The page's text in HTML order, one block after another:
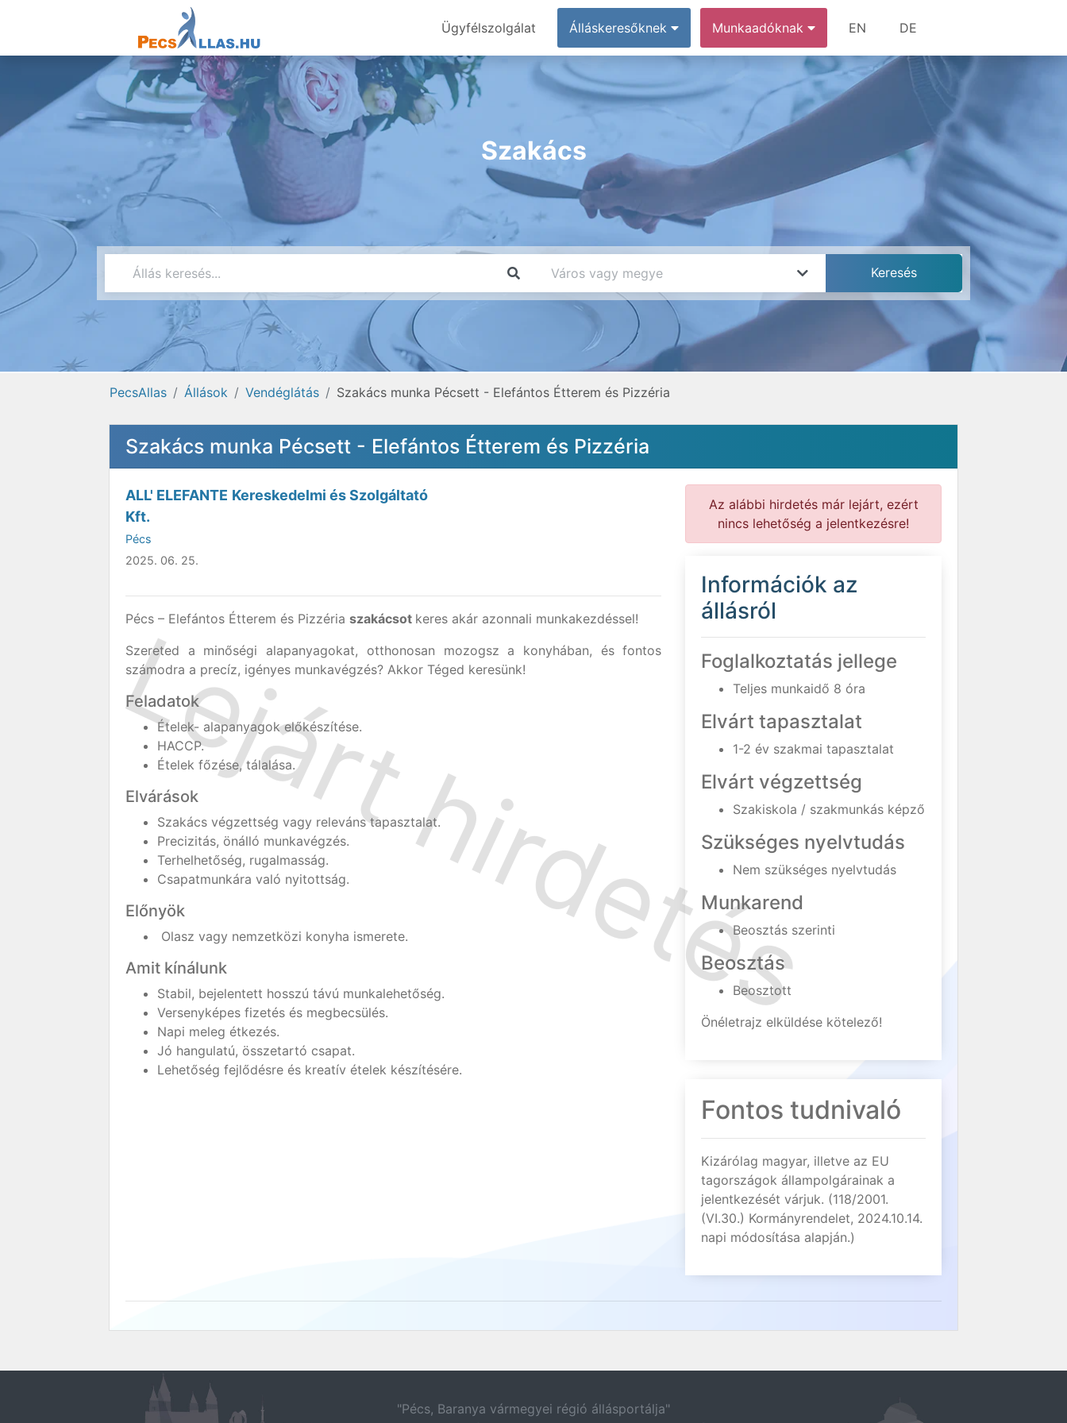
Ügyfélszolgálat Álláskeresőknek Munkaadóknak EN DE
Szakács
PecsAllas Állások Vendéglátás Szakács munka Pécsett - Elefántos Étterem és Pizzéria
Szakács munka Pécsett - Elefántos Étterem és Pizzéria
ALL' ELEFANTE Kereskedelmi és Szolgáltató
Kft.
Pécs
2025. 06. 25.
Pécs – Elefántos Étterem és Pizzéria szakácsot keres akár azonnali munkakezdéssel!
Szereted a minőségi alapanyagokat, otthonosan mozogsz a konyhában, és fontos
számodra a precíz, igényes munkavégzés? Akkor Téged keresünk!
Feladatok
Ételek- alapanyagok előkészítése.
HACCP.
Ételek főzése, tálalása.
Elvárások
Szakács végzettség vagy releváns tapasztalat.
Precizitás, önálló munkavégzés.
Terhelhetőség, rugalmasság.
Csapatmunkára való nyitottság.
Előnyök
Olasz vagy nemzetközi konyha ismerete.
Amit kínálunk
Stabil, bejelentett hosszú távú munkalehetőség.
Versenyképes fizetés és megbecsülés.
Napi meleg étkezés.
Jó hangulatú, összetartó csapat.
Lehetőség fejlődésre és kreatív ételek készítésére.
Az alábbi hirdetés már lejárt, ezért
nincs lehetőség a jelentkezésre!
Információk az
állásról
Foglalkoztatás jellege
Teljes munkaidő 8 óra
Elvárt tapasztalat
1-2 év szakmai tapasztalat
Elvárt végzettség
Szakiskola / szakmunkás képző
Szükséges nyelvtudás
Nem szükséges nyelvtudás
Munkarend
Beosztás szerinti
Beosztás
Beosztott
Önéletrajz elküldése kötelező!
Fontos tudnivaló
Kizárólag magyar, illetve az EU
tagországok állampolgárainak a
jelentkezését várjuk. (118/2001.
(VI.30.) Kormányrendelet, 2024.10.14.
napi módosítása alapján.)
"Pécs, Baranya vármegyei régió állásportálja"